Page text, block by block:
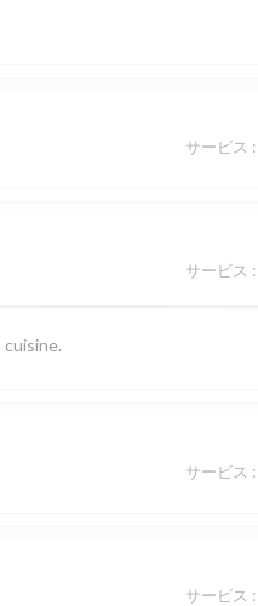
サービス :
サービス :
サービス :
サービス :